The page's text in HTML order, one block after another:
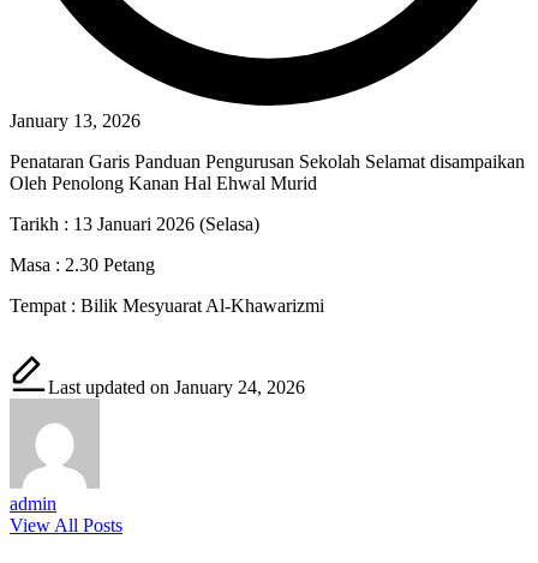
January 13, 2026
Penataran Garis Panduan Pengurusan Sekolah Selamat disampaikan
Oleh Penolong Kanan Hal Ehwal Murid
Tarikh : 13 Januari 2026 (Selasa)
Masa : 2.30 Petang
Tempat : Bilik Mesyuarat Al-Khawarizmi
Last updated on January 24, 2026
admin
View All Posts